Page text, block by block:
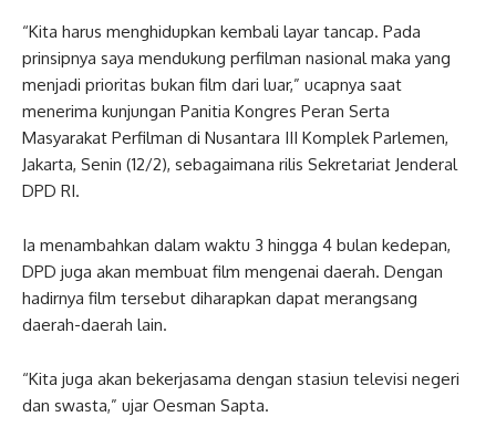
“Kita harus menghidupkan kembali layar tancap. Pada
prinsipnya saya mendukung perfilman nasional maka yang
menjadi prioritas bukan film dari luar,” ucapnya saat
menerima kunjungan Panitia Kongres Peran Serta
Masyarakat Perfilman di Nusantara III Komplek Parlemen,
Jakarta, Senin (12/2), sebagaimana rilis Sekretariat Jenderal
DPD RI.
Ia menambahkan dalam waktu 3 hingga 4 bulan kedepan,
DPD juga akan membuat film mengenai daerah. Dengan
hadirnya film tersebut diharapkan dapat merangsang
daerah-daerah lain.
“Kita juga akan bekerjasama dengan stasiun televisi negeri
dan swasta,” ujar Oesman Sapta.